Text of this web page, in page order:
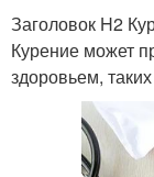
Заголовок H2
Курение может
здоровьем, таких